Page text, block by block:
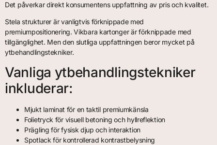
Det påverkar direkt konsumentens uppfattning av pris och kvalitet.
Stela strukturer är vanligtvis förknippade med
premiumpositionering. Vikbara kartonger är förknippade med
tillgänglighet. Men den slutliga uppfattningen beror mycket på
ytbehandlingstekniker.
Vanliga ytbehandlingstekniker
inkluderar:
Mjukt laminat för en taktil premiumkänsla
Folietryck för visuell betoning och hyllreflektion
Prägling för fysisk djup och interaktion
Spotlack för kontrollerad kontrastbelysning